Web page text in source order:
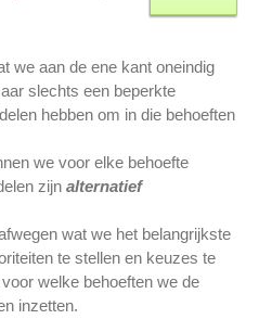
we aan de ene kant oneindig
slechts een beperkte
hebben om in die behoeften
we voor elke behoefte
zijn alternatief
wat we het belangrijkste
te stellen en keuzes te
welke behoeften we de
inzetten.